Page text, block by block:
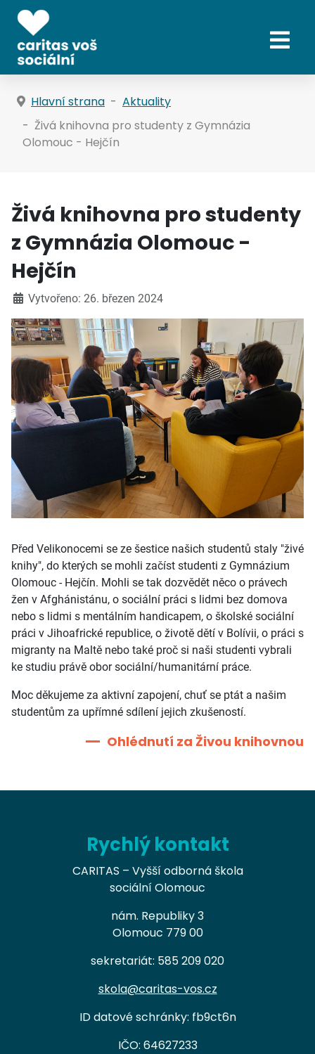
Hlavní strana
Aktuality
Živá knihovna pro studenty z Gymnázia
Olomouc - Hejčín
Živá knihovna pro studenty
z Gymnázia Olomouc -
Hejčín
Vytvořeno: 26. březen 2024
Před Velikonocemi se ze šestice našich studentů staly "živé
knihy", do kterých se mohli začíst studenti z Gymnázium
Olomouc - Hejčín. Mohli se tak dozvědět něco o právech
žen v Afghánistánu, o sociální práci s lidmi bez domova
nebo s lidmi s mentálním handicapem, o školské sociální
práci v Jihoafrické republice, o životě dětí v Bolívii, o práci s
migranty na Maltě nebo také proč si naši studenti vybrali
ke studiu právě obor sociální/humanitární práce.
Moc děkujeme za aktivní zapojení, chuť se ptát a našim
studentům za upřímné sdílení jejich zkušeností.
Ohlédnutí za Živou knihovnou
Rychlý kontakt
CARITAS – Vyšší odborná škola
sociální Olomouc
nám. Republiky 3
Olomouc 779 00
sekretariát: 585 209 020
skola@caritas-vos.cz
ID datové schránky: fb9ct6n
IČO: 64627233